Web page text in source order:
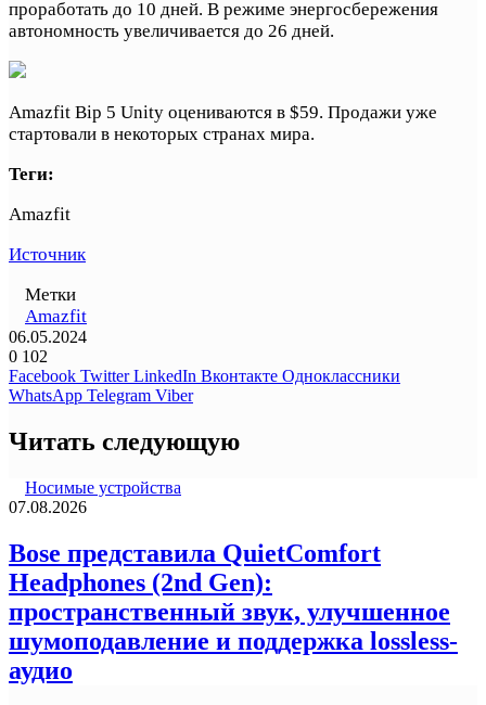
проработать до 10 дней. В режиме энергосбережения
автономность увеличивается до 26 дней.
Amazfit Bip 5 Unity оцениваются в $59. Продажи уже
стартовали в некоторых странах мира.
Теги:
Amazfit
Источник
Метки
Amazfit
06.05.2024
0 102
Facebook Twitter LinkedIn Вконтакте Одноклассники
WhatsApp Telegram Viber
Читать следующую
Носимые устройства
07.08.2026
Bose представила QuietComfort
Headphones (2nd Gen):
пространственный звук, улучшенное
шумоподавление и поддержка lossless-
аудио